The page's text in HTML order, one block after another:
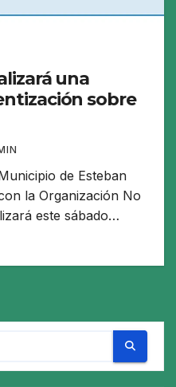
una
sobre
de Esteban
la Organización No
este sábado…